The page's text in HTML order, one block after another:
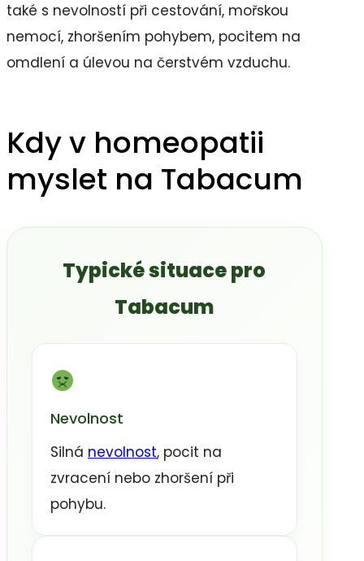
také s nevolností při cestování, mořskou
nemocí, zhoršením pohybem, pocitem na
omdlení a úlevou na čerstvém vzduchu.
Kdy v homeopatii
myslet na Tabacum
Typické situace pro
Tabacum
Nevolnost
Silná nevolnost, pocit na
zvracení nebo zhoršení při
pohybu.